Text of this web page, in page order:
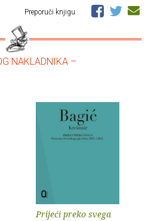
Preporuči knjigu
NAKLADNIKA –
Prijeći preko svega